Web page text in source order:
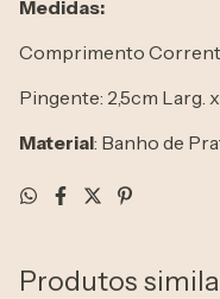
Medidas:
Comprimento
Pingente: 2,5cm Larg. x
Material: Banho de
Produtos